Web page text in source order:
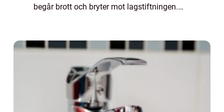
begår brott och bryter mot lagstiftningen.